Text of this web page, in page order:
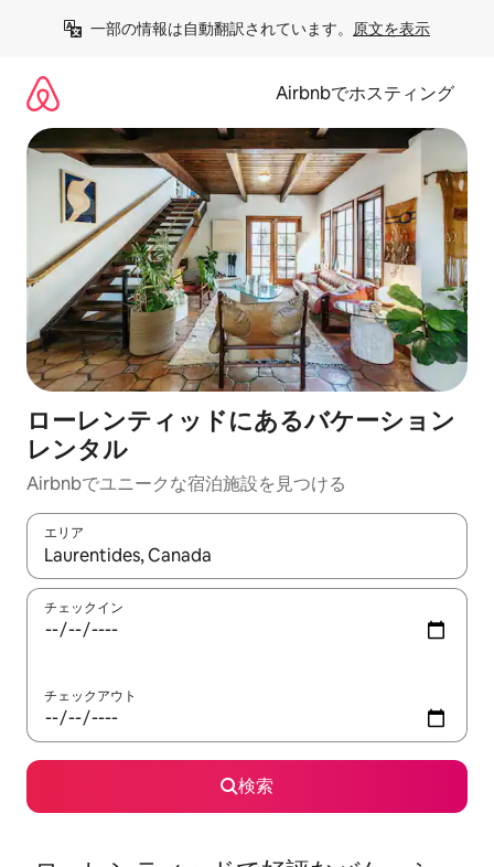
一部の情報は自動翻訳されています。 原文を表示
Airbnbでホスティング
ローレンティッドにあるバケーション
レンタル
Airbnbでユニークな宿泊施設を見つける
エリア
検索結果が表示されたら、上下の矢印キーを使って移動するか
チェックイン
チェックアウト
検索